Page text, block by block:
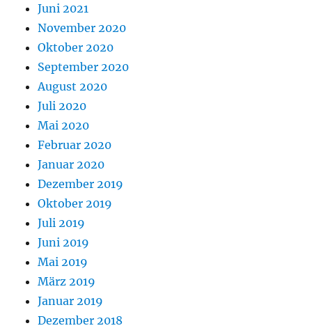
Juni 2021
November 2020
Oktober 2020
September 2020
August 2020
Juli 2020
Mai 2020
Februar 2020
Januar 2020
Dezember 2019
Oktober 2019
Juli 2019
Juni 2019
Mai 2019
März 2019
Januar 2019
Dezember 2018